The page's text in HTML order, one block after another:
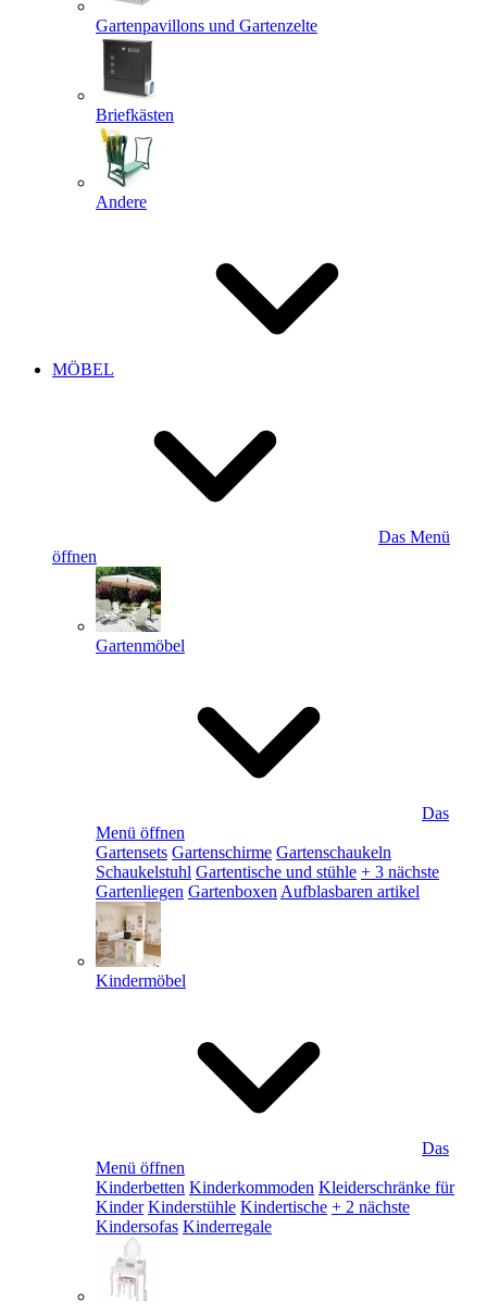
Gartenpavillons und Gartenzelte
Briefkästen
Andere
MÖBEL
Das Menü
öffnen
Gartenmöbel
Das
Menü öffnen
Gartensets Gartenschirme Gartenschaukeln
Schaukelstuhl Gartentische und stühle + 3 nächste
Gartenliegen Gartenboxen Aufblasbaren artikel
Kindermöbel
Das
Menü öffnen
Kinderbetten Kinderkommoden Kleiderschränke für
Kinder Kinderstühle Kindertische + 2 nächste
Kindersofas Kinderregale